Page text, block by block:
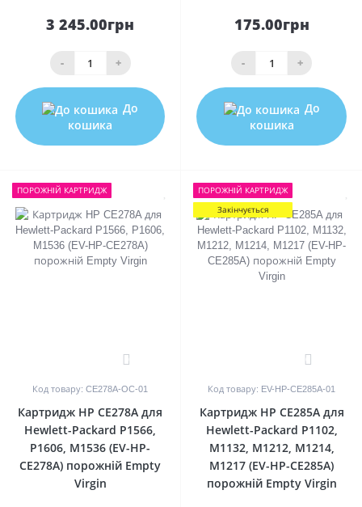
3 245.00грн
- +
До
кошика
175.00грн
- +
До
кошика
ПОРОЖНIЙ КАРТРИДЖ
0
Код товару: CE278A-OC-01
Картридж HP CE278A для
Hewlett-Packard P1566,
P1606, M1536 (EV-HP-
CE278A) порожній Empty
Virgin
ПОРОЖНIЙ КАРТРИДЖ
Закінчується
0
Код товару: EV-HP-CE285A-01
Картридж HP CE285A для
Hewlett-Packard P1102,
M1132, M1212, M1214,
M1217 (EV-HP-CE285A)
порожній Empty Virgin